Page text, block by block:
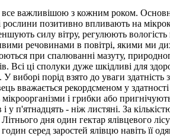
все важливішою з кожним роком.
рослини позитивно впливають на
силу вітру, регулюють вологість
речовинами в повітрі, якими ми
при спалюванні мазуту,
Всі ці сполуки дуже шкідливі для
виборі порід взято до уваги
вважається рекордсменом у
і грибки або пригнічують
у п'ятнадцять - ніж листяні. За
дня один гектар ялівцевого
серед заростей ялівцю навіть її